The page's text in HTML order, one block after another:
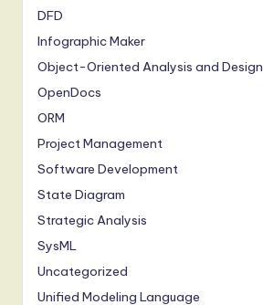
DFD
Infographic Maker
Object-Oriented Analysis and Design
OpenDocs
ORM
Project Management
Software Development
State Diagram
Strategic Analysis
SysML
Uncategorized
Unified Modeling Language